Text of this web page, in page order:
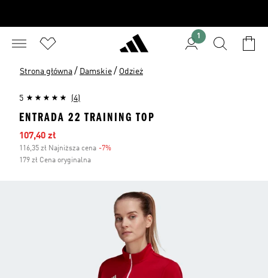
1
Strona główna / Damskie / Odzież
5 (4)
ENTRADA 22 TRAINING TOP
Ceny na wyprzedaży
107,40 zł
116,35 zł Najniższa cena -7%
179 zł Cena oryginalna